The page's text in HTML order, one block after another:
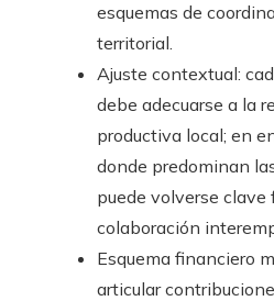
esquemas de
territorial.
Ajuste contextual:
debe adecuarse a la
productiva local; en
donde predominan
puede volverse
colaboración
Esquema financiero
articular